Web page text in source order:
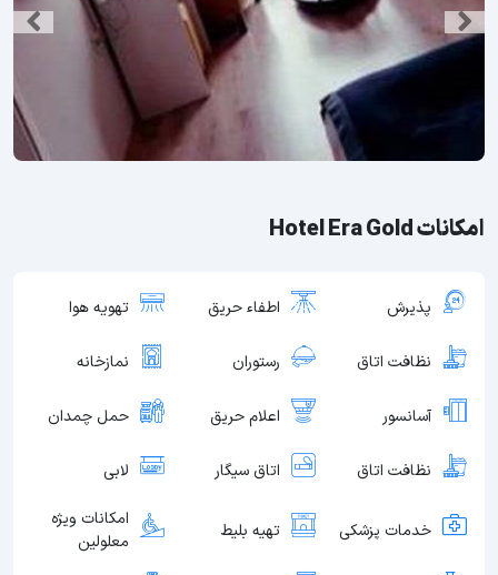
امکانات Hotel Era Gold
پذیرش اطفاء حریق تهویه هوا
نظافت اتاق رستوران نمازخانه
آسانسور اعلام حریق حمل چمدان
نظافت اتاق اتاق سیگار لابی
خدمات پزشکی تهیه بلیط
امکانات ویژه
معلولین